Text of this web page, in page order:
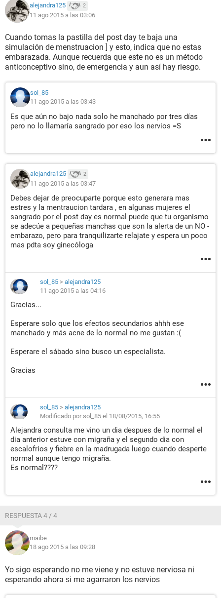
alejandra125 2
11 ago 2015 a las 03:06
Cuando tomas la pastilla del post day te baja una
simulación de menstruacion ] y esto, indica que no estas
embarazada. Aunque recuerda que este no es un método
anticonceptivo sino, de emergencia y aun así hay riesgo.
sol_85
11 ago 2015 a las 03:43
Es que aún no bajo nada solo he manchado por tres días
pero no lo llamaría sangrado por eso los nervios =S
alejandra125 2
11 ago 2015 a las 03:47
Debes dejar de preocuparte porque esto generara mas
estres y la mentraucion tardara , en algunas mujeres el
sangrado por el post day es normal puede que tu organismo
se adecúe a pequeñas manchas que son la alerta de un NO -
embarazo, pero para tranquilizarte relajate y espera un poco
mas pdta soy ginecóloga
sol_85 > alejandra125
11 ago 2015 a las 04:16
Gracias...
Esperare solo que los efectos secundarios ahhh ese
manchado y más acne de lo normal no me gustan :(
Esperare el sábado sino busco un especialista.
Gracias
sol_85 > alejandra125
Modificado por sol_85 el 18/08/2015, 16:55
Alejandra consulta me vino un dia despues de lo normal el
dia anterior estuve con migraña y el segundo dia con
escalofrios y fiebre en la madrugada luego cuando desperte
normal aunque tengo migraña.
Es normal????
RESPUESTA 4 / 4
maibe
18 ago 2015 a las 09:28
Yo sigo esperando no me viene y no estuve nerviosa ni
esperando ahora si me agarraron los nervios